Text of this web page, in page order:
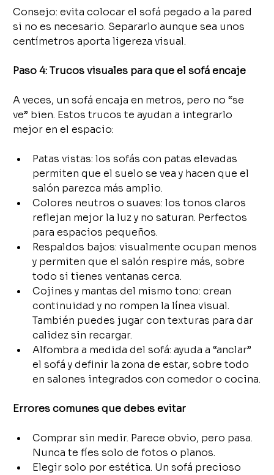
Consejo: evita colocar el sofá pegado a la pared
si no es necesario. Separarlo aunque sea unos
centímetros aporta ligereza visual.
Paso 4: Trucos visuales para que el sofá encaje
A veces, un sofá encaja en metros, pero no “se
ve” bien. Estos trucos te ayudan a integrarlo
mejor en el espacio:
Patas vistas: los sofás con patas elevadas
permiten que el suelo se vea y hacen que el
salón parezca más amplio.
Colores neutros o suaves: los tonos claros
reflejan mejor la luz y no saturan. Perfectos
para espacios pequeños.
Respaldos bajos: visualmente ocupan menos
y permiten que el salón respire más, sobre
todo si tienes ventanas cerca.
Cojines y mantas del mismo tono: crean
continuidad y no rompen la línea visual.
También puedes jugar con texturas para dar
calidez sin recargar.
Alfombra a medida del sofá: ayuda a “anclar”
el sofá y definir la zona de estar, sobre todo
en salones integrados con comedor o cocina.
Errores comunes que debes evitar
Comprar sin medir. Parece obvio, pero pasa.
Nunca te fíes solo de fotos o planos.
Elegir solo por estética. Un sofá precioso